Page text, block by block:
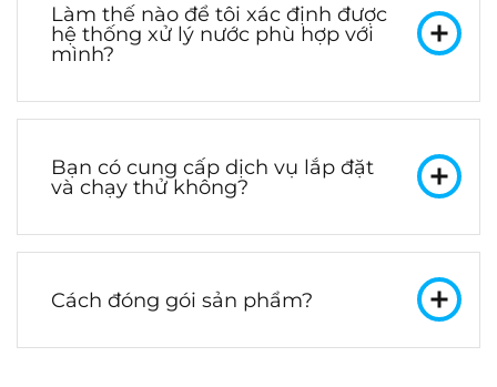
Làm thế nào để tôi xác định được
hệ thống xử lý nước phù hợp với
mình?
Bạn có cung cấp dịch vụ lắp đặt
và chạy thử không?
Cách đóng gói sản phẩm?